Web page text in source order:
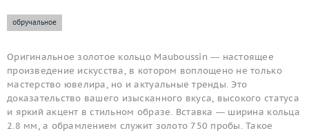
обручальное
Оригинальное золотое кольцо Mauboussin — настоящее
произведение искусства, в котором воплощено не только
мастерство ювелира, но и актуальные тренды. Это
доказательство вашего изысканного вкуса, высокого статуса
и яркий акцент в стильном образе. Вставка — ширина кольца
2.8 мм, а обрамлением служит золото 750 пробы. Такое